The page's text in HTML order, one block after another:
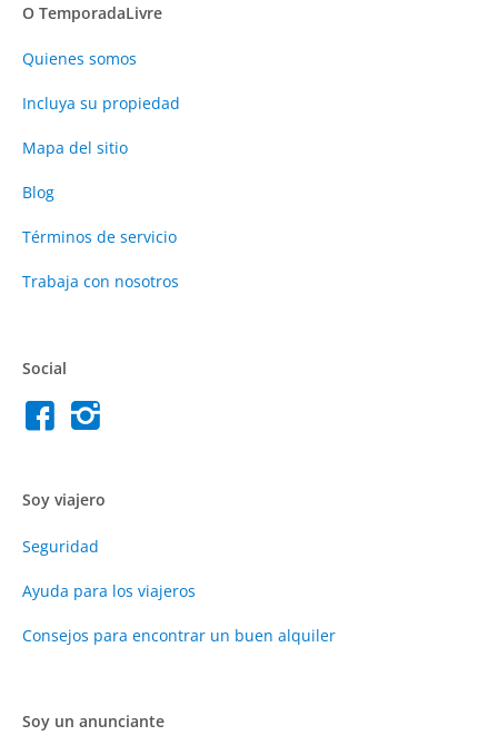
O TemporadaLivre
Quienes somos
Incluya su propiedad
Mapa del sitio
Blog
Términos de servicio
Trabaja con nosotros
Social
Soy viajero
Seguridad
Ayuda para los viajeros
Consejos para encontrar un buen alquiler
Soy un anunciante